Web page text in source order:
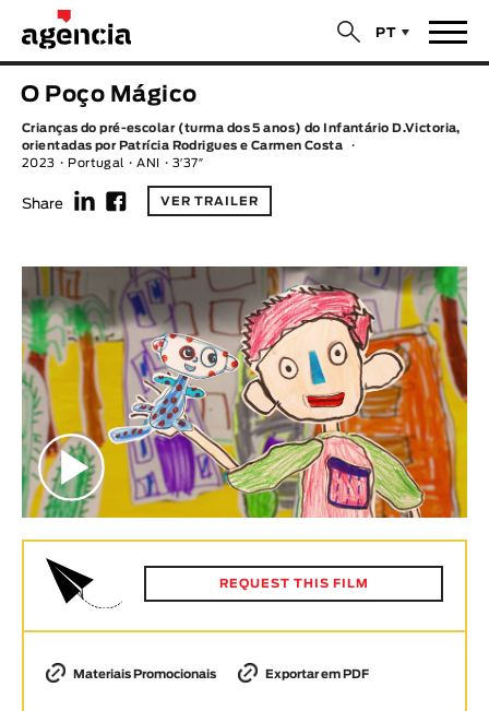
PT
$
Notícias
Filmes
Realizadores
Estatísticas
Filmes - Animar
Sobre nós & Contactos
Curtas Vila do Conde Solar O Dia Mais Curto
Loja
Animar
TÍTULO ORIGINAL
TÍTULO PORTUGUÊS
REALIZADOR
LEGENDA DISPONÍVEL
Legenda disponível
ANO
Ano
< / >
O Poço Mágico
Crianças do pré-escolar (turma dos 5 anos) do Infantário D.Victoria,
orientadas por Patrícia Rodrigues e Carmen Costa
2023
Portugal ANI 3′37″
Share f F VER TRAILER
REQUEST THIS FILM
Materiais Promocionais Exportar em PDF